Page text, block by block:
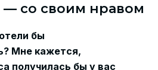
— со своим нравом
бы
Мне кажется,
получилась бы у вас